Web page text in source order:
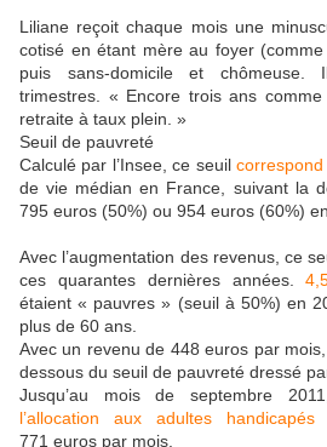
Liliane reçoit chaque mois une
cotisé en étant mère au foyer (comme
puis sans-domicile et chômeuse.
trimestres. « Encore trois ans
retraite à taux plein. »
Seuil de pauvreté
Calculé par l’Insee, ce seuilcorrespond
de vie médian en France, suivant la
795 euros (50%) ou 954 euros (60%)
Avec l’augmentation des revenus, ce
ces quarantes dernières années.
étaient « pauvres » (seuil à 50%) en
plus de 60 ans.
Avec un revenu de 448 euros par
dessous du seuil de pauvreté dressé
Jusqu’au mois de septembre
l’allocation aux adultes handicapés
771 euros par mois.